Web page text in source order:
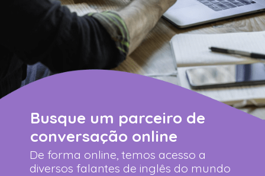
Busque um parceiro de
conversação online
De forma online, temos acesso a
diversos falantes de inglês do mundo